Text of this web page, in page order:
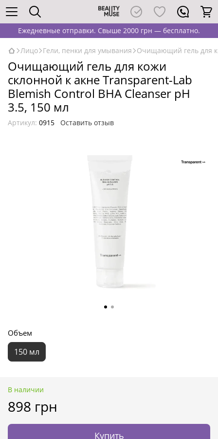
Ежедневные отправки. Свыше 2000 грн — бесплатно.
Лицо Гели, пенки для умывания Очищающий гель для
Очищающий гель для кожи
склонной к акне Transparent-Lab
Blemish Control BHA Cleanser pH
3.5, 150 мл
Артикул: 0915 Оставить отзыв
Объем
150 мл
В наличии
898 грн
Купить